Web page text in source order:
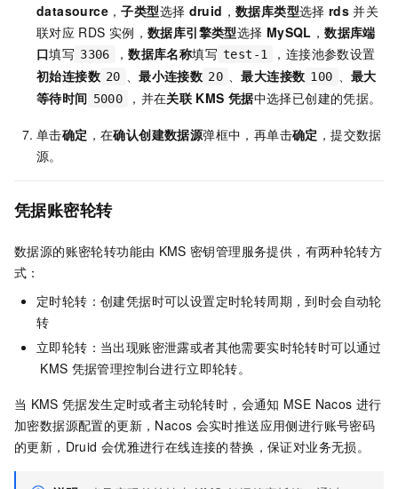
datasource ，子类型选择 druid ，数据库类型选择 rds 并关
联对应 RDS 实例， 数据库引擎类型选择 MySQL ，数据库端
口填写 3306 ，数据库名称填写 test-1
，连接池参数设置
初始连接数 20 、最小连接数 20 、最大连接数 100 、最大
等待时间 5000 ，并在关联 KMS 凭据中选择已创建的凭据。
单击确定 ，在确认创建数据源弹框中，再单击确定 ，提交数据
源。
凭据账密轮转
数据源的账密轮转功能由 KMS 密钥管理服务提供，有两种轮转方
式：
定时轮转：创建凭据时可以设置定时轮转周期，到时会自动轮
转
立即轮转：当出现账密泄露或者其他需要实时轮转时可以通过
KMS 凭据管理控制台进行立即轮转。
当 KMS 凭据发生定时或者主动轮转时，会通知 MSE Nacos 进行
加密数据源配置的更新，Nacos 会实时推送应用侧进行账号密码
的更新，Druid 会优雅进行在线连接的替换，保证对业务无损。